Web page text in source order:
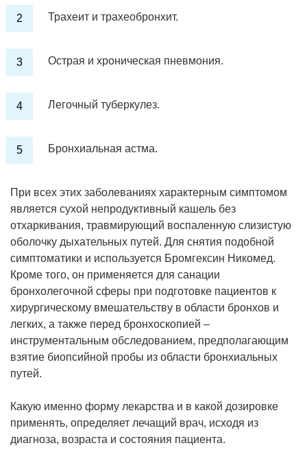
Трахеит и трахеобронхит.
Острая и хроническая пневмония.
Легочный туберкулез.
Бронхиальная астма.
При всех этих заболеваниях характерным симптомом
является сухой непродуктивный кашель без
отхаркивания, травмирующий воспаленную слизистую
оболочку дыхательных путей. Для снятия подобной
симптоматики и используется Бромгексин Никомед.
Кроме того, он применяется для санации
бронхолегочной сферы при подготовке пациентов к
хирургическому вмешательству в области бронхов и
легких, а также перед бронхоскопией –
инструментальным обследованием, предполагающим
взятие биопсийной пробы из области бронхиальных
путей.
Какую именно форму лекарства и в какой дозировке
применять, определяет лечащий врач, исходя из
диагноза, возраста и состояния пациента.